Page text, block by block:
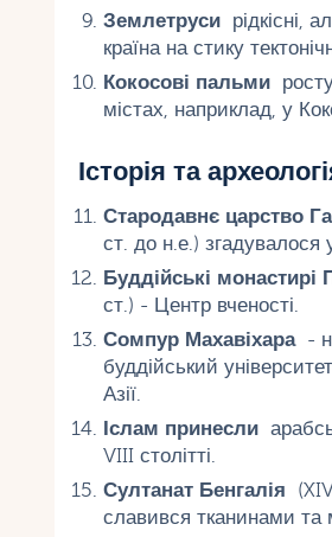
Землетрусирідкісні,
країна на стику
Кокосові пальми
містах, наприклад, у
Історія та
Стародавнє царство
ст. до н.е.) згадувалося у
Буддійські монастирі
ст.) - Центр вченості.
Сомпур Махавіхара-
буддійський
Азії.
Іслам принесли
VIII столітті.
Султанат Бенгалія
славився тканинами та